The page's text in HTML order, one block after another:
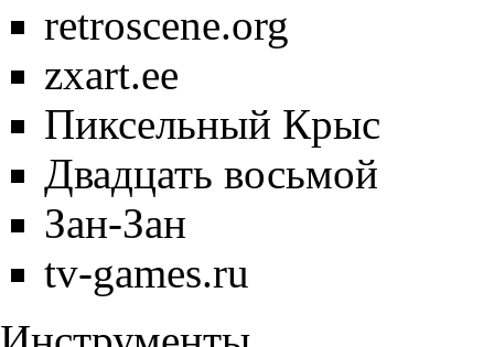
retroscene.org
zxart.ee
Пиксельный Крыс
Двадцать восьмой
Зан-Зан
tv-games.ru